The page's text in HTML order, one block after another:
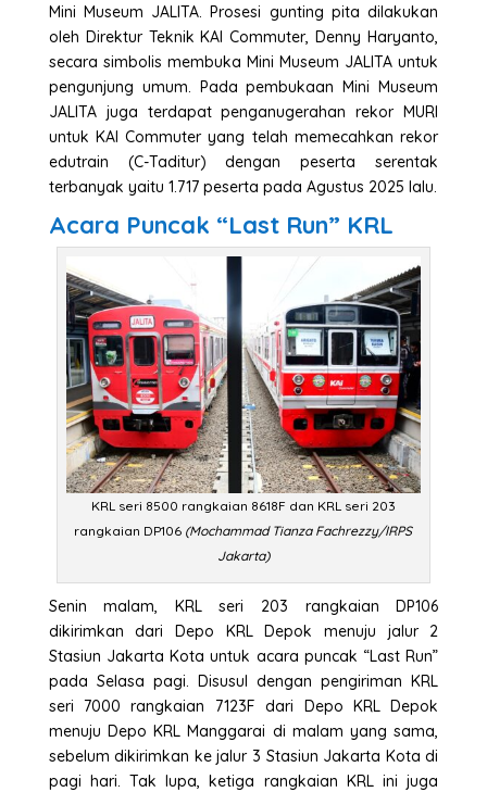
Mini Museum JALITA. Prosesi gunting pita dilakukan
oleh Direktur Teknik KAI Commuter, Denny Haryanto,
secara simbolis membuka Mini Museum JALITA untuk
pengunjung umum. Pada pembukaan Mini Museum
JALITA juga terdapat penganugerahan rekor MURI
untuk KAI Commuter yang telah memecahkan rekor
edutrain (C-Taditur) dengan peserta serentak
terbanyak yaitu 1.717 peserta pada Agustus 2025 lalu.
Acara Puncak “Last Run” KRL
KRL seri 8500 rangkaian 8618F dan KRL seri 203
rangkaian DP106 (Mochammad Tianza Fachrezzy/IRPS
Jakarta)
Senin malam, KRL seri 203 rangkaian DP106
dikirimkan dari Depo KRL Depok menuju jalur 2
Stasiun Jakarta Kota untuk acara puncak “Last Run”
pada Selasa pagi. Disusul dengan pengiriman KRL
seri 7000 rangkaian 7123F dari Depo KRL Depok
menuju Depo KRL Manggarai di malam yang sama,
sebelum dikirimkan ke jalur 3 Stasiun Jakarta Kota di
pagi hari. Tak lupa, ketiga rangkaian KRL ini juga